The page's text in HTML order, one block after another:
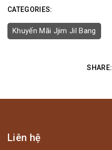
CATEGORIES:
Khuyến Mãi Jjim Jil Bang
SHARE:
Liên hệ